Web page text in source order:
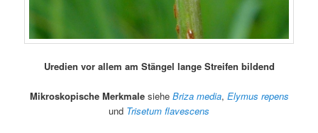
Uredien vor allem am Stängel lange Streifen bildend
Mikroskopische Merkmale siehe Briza media, Elymus repens
und Trisetum flavescens